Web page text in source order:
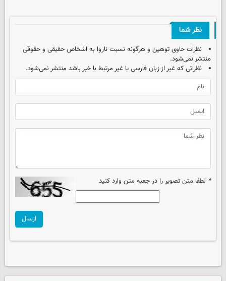
نظر شما
نظرات حاوی توهین و هرگونه نسبت ناروا به اشخاص حقیقی و حقوقی
منتشر نمی‌شود.
نظراتی که غیر از زبان فارسی یا غیر مرتبط با خبر باشد منتشر نمی‌شود.
* لطفا متن تصویر را در جعبه متن وارد کنید
ارسال